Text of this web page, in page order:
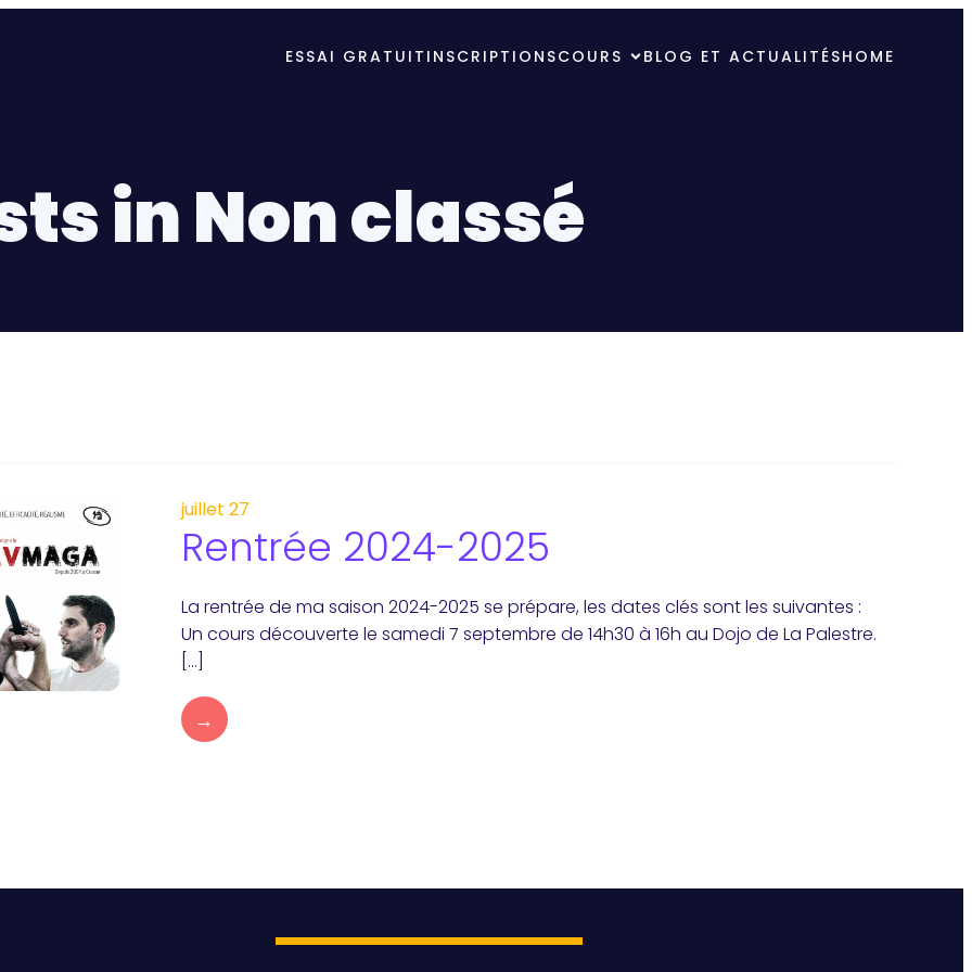
ESSAI GRATUIT INSCRIPTIONSCOURS BLOG ET ACTUALITÉSHOME
in Non classé
juillet 27
Rentrée 2024-2025
La rentrée de ma saison 2024-2025 se prépare, les dates clés sont les suivantes :
Un cours découverte le samedi 7 septembre de 14h30 à 16h au Dojo de La Palestre.
[…]
→